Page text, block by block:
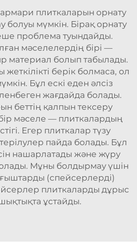
плиткаларын орнату
болуы мүмкін. Бірақ орнату
проблема туындайды.
мәселелердің бірі —
материал болып табылады.
жеткілікті берік болмаса, ол
Бұл ескі еден әлсіз
жағдайда болады.
беттің қалпын тексеру
мәселе — плиткалардың
Егер плиткалар түзу
пайда болады. Бұл
нашарлатады және жүру
Мұны болдырмау үшін
(спейсерлерді)
плиткаларды дұрыс
ұстайды.